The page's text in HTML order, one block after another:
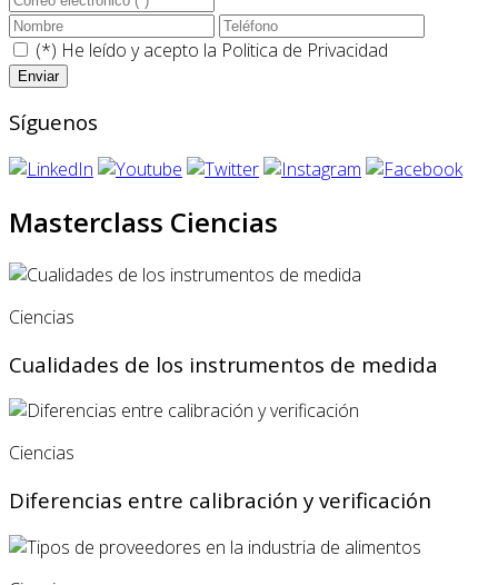
(*) He leído y acepto la Politica de Privacidad
Síguenos
Masterclass Ciencias
Ciencias
Cualidades de los instrumentos de medida
Ciencias
Diferencias entre calibración y verificación